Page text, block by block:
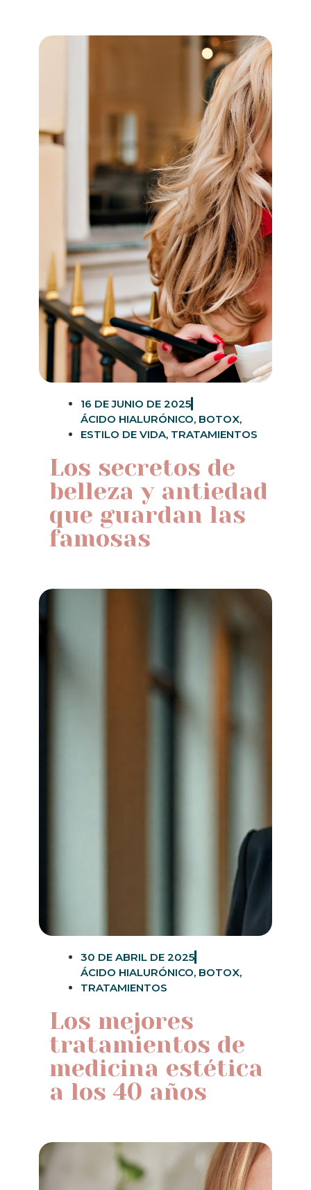
16 DE JUNIO DE 2025
ÁCIDO HIALURÓNICO, BOTOX,
ESTILO DE VIDA, TRATAMIENTOS
Los secretos de
belleza y antiedad
que guardan las
famosas
30 DE ABRIL DE 2025
ÁCIDO HIALURÓNICO, BOTOX,
TRATAMIENTOS
Los mejores
tratamientos de
medicina estética
a los 40 años